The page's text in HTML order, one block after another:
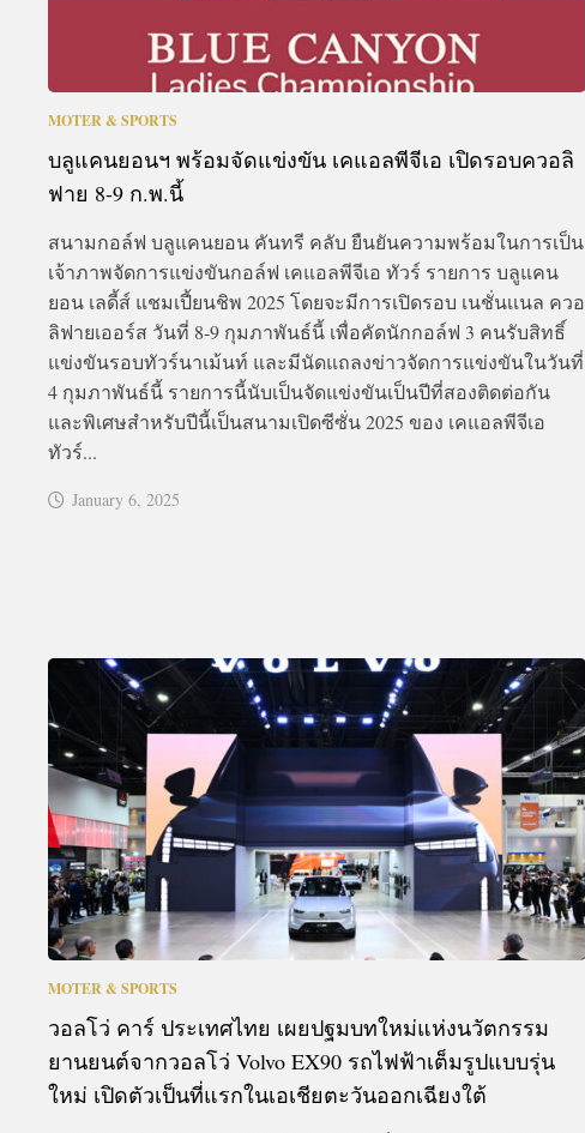
MOTER & SPORTS
บลูแคนยอนฯ พร้อมจัดแข่งขัน เคแอลพีจีเอ เปิดรอบควอลิ
ฟาย 8-9 ก.พ.นี้
สนามกอล์ฟ บลูแคนยอน คันทรี คลับ ยืนยันความพร้อมในการเป็น
เจ้าภาพจัดการแข่งขันกอล์ฟ เคแอลพีจีเอ ทัวร์ รายการ บลูแคน
ยอน เลดี้ส์ แชมเปี้ยนชิพ 2025 โดยจะมีการเปิดรอบ เนชั่นเเนล ควอ
ลิฟายเออร์ส วันที่ 8-9 กุมภาพันธ์นี้ เพื่อคัดนักกอล์ฟ 3 คนรับสิทธิ์
แข่งขันรอบทัวร์นาเม้นท์ และมีนัดแถลงข่าวจัดการแข่งขันในวันที่
4 กุมภาพันธ์นี้ รายการนี้นับเป็นจัดแข่งขันเป็นปีที่สองติดต่อกัน
และพิเศษสำหรับปีนี้เป็นสนามเปิดซีซั่น 2025 ของ เคแอลพีจีเอ
ทัวร์...
January 6, 2025
MOTER & SPORTS
วอลโว่ คาร์ ประเทศไทย เผยปฐมบทใหม่แห่งนวัตกรรม
ยานยนต์จากวอลโว่ Volvo EX90 รถไฟฟ้าเต็มรูปแบบรุ่น
ใหม่ เปิดตัวเป็นที่แรกในเอเชียตะวันออกเฉียงใต้